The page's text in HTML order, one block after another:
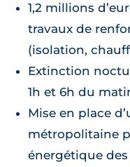
1,2 millions
travaux de
(isolation,
Extinction
1h et 6h du
Mise en place
métropolitaine
énergétique